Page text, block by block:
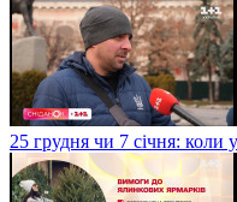
25 грудня чи 7 січня: коли